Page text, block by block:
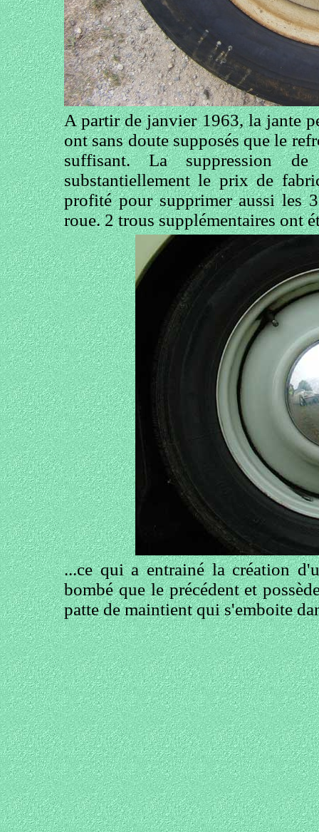
A partir de janvier 1963, la jante
ont sans doute supposés que le
suffisant. La suppression
substantiellement le prix de
profité pour supprimer aussi les
roue. 2 trous supplémentaires ont
...ce qui a entrainé la création
bombé que le précédent et
patte de maintient qui s'emboite